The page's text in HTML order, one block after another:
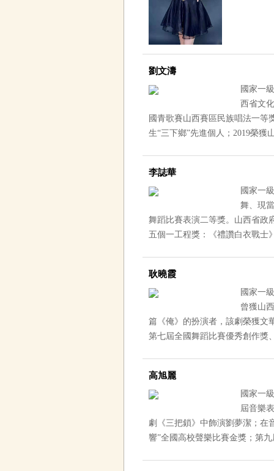
劉文濤
國家一級
西省文化
國青歌賽山西賽區民族唱法一等獎
生“三下鄉”先進個人；2019榮
李誌華
國家一級
舞、
舞蹈比賽表演二等獎。山西省政
五個一工程獎：《禮讚白衣戰
耿曉霞
國家一級
曾獲山
篇《俺》的扮演者，該劇榮獲文
第七屆全國舞蹈比賽優秀創作獎
高旭麗
國家一
屆音樂
劇《三把鎖》中飾演劉夢潔；在
響”全國高校聲樂比賽金獎；第九屆